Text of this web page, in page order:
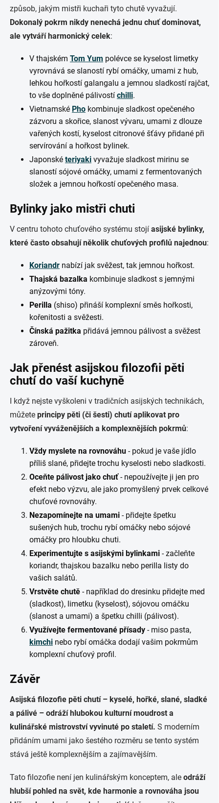
způsob, jakým mistři kuchaři tyto chutě vyvažují.
Dokonalý pokrm nikdy nenechá jednu chuť dominovat,
ale vytváří harmonický celek:
V thajském Tom Yum polévce se kyselost limetky
vyrovnává se slaností rybí omáčky, umami z hub,
lehkou hořkostí galangalu a jemnou sladkostí rajčat,
to vše doplněné pálivostí chilli.
Vietnamské Pho kombinuje sladkost opečeného
zázvoru a skořice, slanost vývaru, umami z dlouze
vařených kostí, kyselost citronové šťávy přidané při
servírování a hořkost bylinek.
Japonské teriyaki vyvažuje sladkost mirinu se
slaností sójové omáčky, umami z fermentovaných
složek a jemnou hořkostí opečeného masa.
Bylinky jako mistři chuti
V centru tohoto chuťového systému stojí asijské bylinky,
které často obsahují několik chuťových profilů najednou:
Koriandr nabízí jak svěžest, tak jemnou hořkost.
Thajská bazalka kombinuje sladkost s jemnými
anýzovými tóny.
Perilla (shiso) přináší komplexní směs hořkosti,
kořenitosti a svěžesti.
Čínská pažitka přidává jemnou pálivost a svěžest
zároveň.
Jak přenést asijskou filozofii pěti
chutí do vaší kuchyně
I když nejste vyškoleni v tradičních asijských technikách,
můžete principy pěti (či šesti) chutí aplikovat pro
vytvoření vyváženějších a komplexnějších pokrmů:
Vždy myslete na rovnováhu - pokud je vaše jídlo
příliš slané, přidejte trochu kyselosti nebo sladkosti.
Oceňte pálivost jako chuť- nepoužívejte ji jen pro
efekt nebo výzvu, ale jako promyšlený prvek celkové
chuťové rovnováhy.
Nezapomínejte na umami - přidejte špetku
sušených hub, trochu rybí omáčky nebo sójové
omáčky pro hloubku chuti.
Experimentujte s asijskými bylinkami - začleňte
koriandr, thajskou bazalku nebo perilla listy do
vašich salátů.
Vrstvěte chutě - například do dresinku přidejte med
(sladkost), limetku (kyselost), sójovou omáčku
(slanost a umami) a špetku chilli (pálivost).
Využívejte fermentované přísady - miso pasta,
kimchi nebo rybí omáčka dodají vašim pokrmům
komplexní chuťový profil.
Závěr
Asijská filozofie pěti chutí – kyselé, hořké, slané, sladké
a pálivé – odráží hlubokou kulturní moudrost a
kulinářské mistrovství vyvinuté po staletí. S moderním
přidáním umami jako šestého rozměru se tento systém
stává ještě komplexnějším a zajímavějším.
Tato filozofie není jen kulinářským konceptem, ale odráží
hlubší pohled na svět, kde harmonie a rovnováha jsou